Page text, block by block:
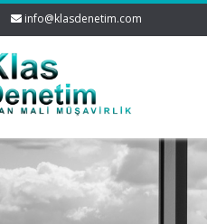
info@klasdenetim.com